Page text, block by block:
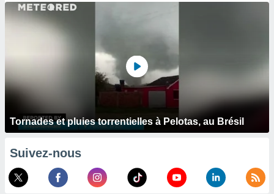
Tornades et pluies torrentielles à Pelotas, au Brésil
Suivez-nous